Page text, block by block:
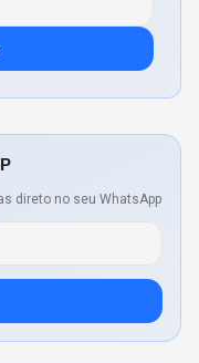
direto no seu WhatsApp